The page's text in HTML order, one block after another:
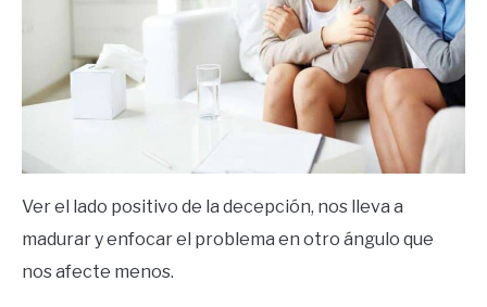
Ver el lado positivo de la decepción, nos lleva a
madurar y enfocar el problema en otro ángulo que
nos afecte menos.